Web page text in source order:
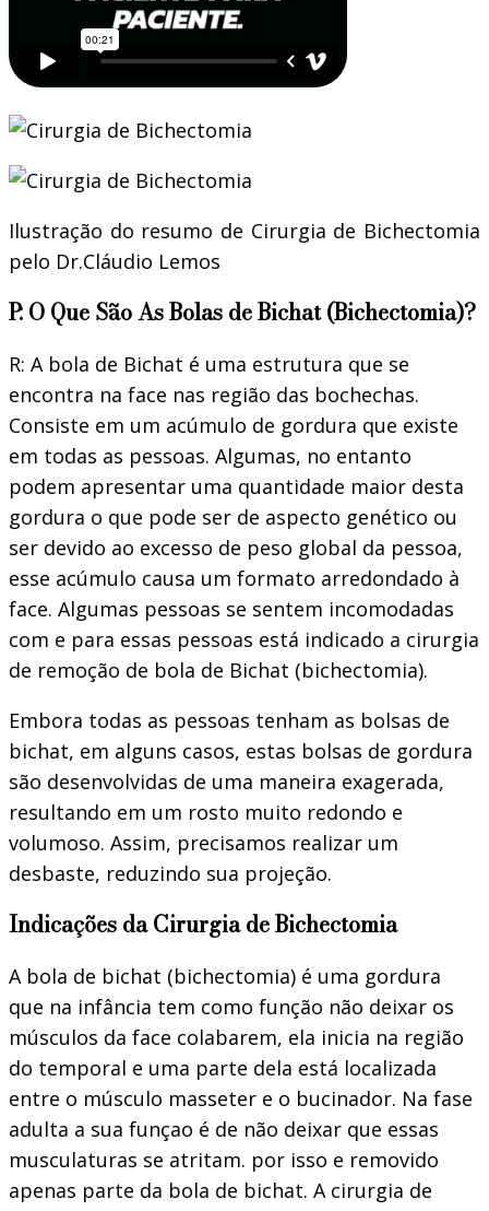
Ilustração do resumo de Cirurgia de Bichectomia
pelo Dr.Cláudio Lemos
P: O Que São As Bolas de Bichat (Bichectomia)?
R: A bola de Bichat é uma estrutura que se
encontra na face nas região das bochechas.
Consiste em um acúmulo de gordura que existe
em todas as pessoas. Algumas, no entanto
podem apresentar uma quantidade maior desta
gordura o que pode ser de aspecto genético ou
ser devido ao excesso de peso global da pessoa,
esse acúmulo causa um formato arredondado à
face. Algumas pessoas se sentem incomodadas
com e para essas pessoas está indicado a cirurgia
de remoção de bola de Bichat (bichectomia).
Embora todas as pessoas tenham as bolsas de
bichat, em alguns casos, estas bolsas de gordura
são desenvolvidas de uma maneira exagerada,
resultando em um rosto muito redondo e
volumoso. Assim, precisamos realizar um
desbaste, reduzindo sua projeção.
Indicações da Cirurgia de Bichectomia
A bola de bichat (bichectomia) é uma gordura
que na infância tem como função não deixar os
músculos da face colabarem, ela inicia na região
do temporal e uma parte dela está localizada
entre o músculo masseter e o bucinador. Na fase
adulta a sua funçao é de não deixar que essas
musculaturas se atritam. por isso e removido
apenas parte da bola de bichat. A cirurgia de